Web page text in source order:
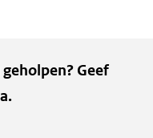
Geef